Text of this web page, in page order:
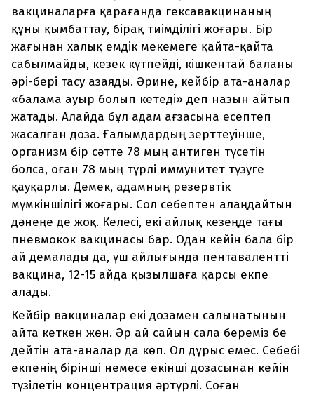
вакциналарға қарағанда гексавакцинаның
құны қымбаттау, бірақ тиімділігі жоғары. Бір
жағынан халық емдік мекемеге қайта-қайта
сабылмайды, кезек күтпейді, кішкентай баланы
әрі-бері тасу азаяды. Әрине, кейбір ата-аналар
«балама ауыр болып кетеді» деп назын айтып
жатады. Алайда бұл адам ағзасына есептеп
жасалған доза. Ғалымдардың зерттеуінше,
организм бір сәтте 78 мың антиген түсетін
болса, оған 78 мың түрлі иммунитет түзуге
қауқарлы. Демек, адамның резервтік
мүмкіншілігі жоғары. Сол себептен алаңдайтын
дәнеңе де жоқ. Келесі, екі айлық кезеңде тағы
пневмокок вакцинасы бар. Одан кейін бала бір
ай демалады да, үш айлығында пентавалентті
вакцина, 12-15 айда қызылшаға қарсы екпе
алады.
Кейбір вакциналар екі дозамен салынатынын
айта кеткен жөн. Әр ай сайын сала береміз бе
дейтін ата-аналар да көп. Ол дұрыс емес. Себебі
екпенің бірінші немесе екінші дозасынан кейін
түзілетін концентрация әртүрлі. Соған